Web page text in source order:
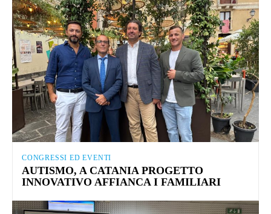
CONGRESSI ED EVENTI
AUTISMO, A CATANIA PROGETTO
INNOVATIVO AFFIANCA I FAMILIARI